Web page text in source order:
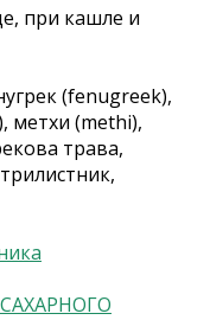
при кашле и
(fenugreek),
метхи (methi),
трава,